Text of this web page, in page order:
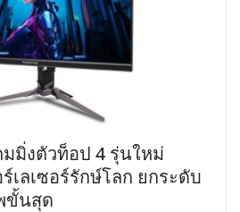
มมิ่งตัวท็อป 4 รุ่นใหม่
เลเซอร์รักษ์โลก ยกระดับ
ขั้นสุด